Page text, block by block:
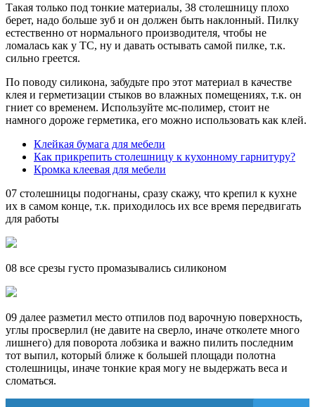
Такая только под тонкие материалы, 38 столешницу плохо
берет, надо больше зуб и он должен быть наклонный. Пилку
естественно от нормального производителя, чтобы не
ломалась как у ТС, ну и давать остывать самой пилке, т.к.
сильно греется.
По поводу силикона, забудьте про этот материал в качестве
клея и герметизации стыков во влажных помещениях, т.к. он
гниет со временем. Используйте мс-полимер, стоит не
намного дороже герметика, его можно использовать как клей.
Клейкая бумага для мебели
Как прикрепить столешницу к кухонному гарнитуру?
Кромка клеевая для мебели
07 столешницы подогнаны, сразу скажу, что крепил к кухне
их в самом конце, т.к. приходилось их все время передвигать
для работы
08 все срезы густо промазывались силиконом
09 далее разметил место отпилов под варочную поверхность,
углы просверлил (не давите на сверло, иначе отколете много
лишнего) для поворота лобзика и важно пилить последним
тот выпил, который ближе к большей площади полотна
столешницы, иначе тонкие края могу не выдержать веса и
сломаться.